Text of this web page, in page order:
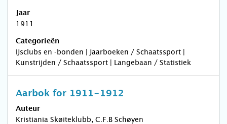
Jaar
1911
Categorieën
IJsclubs en -bonden | Jaarboeken / Schaatssport |
Kunstrijden / Schaatssport | Langebaan / Statistiek
Aarbok for 1911-1912
Auteur
Kristiania Skøiteklubb, C.F.B Schøyen